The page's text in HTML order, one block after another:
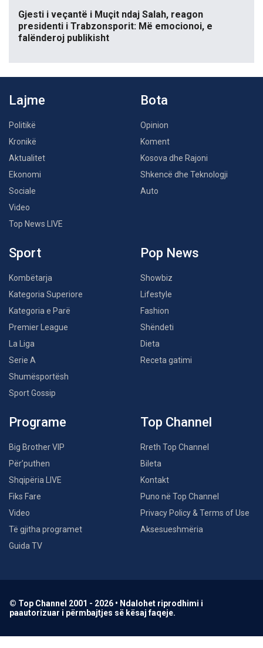
Gjesti i veçantë i Muçit ndaj Salah, reagon
presidenti i Trabzonsporit: Më emocionoi, e
falënderoj publikisht
Lajme
Politikë
Kronikë
Aktualitet
Ekonomi
Sociale
Video
Top News LIVE
Bota
Opinion
Koment
Kosova dhe Rajoni
Shkencë dhe Teknologji
Auto
Sport
Kombëtarja
Kategoria Superiore
Kategoria e Parë
Premier League
La Liga
Serie A
Shumësportësh
Sport Gossip
Pop News
Showbiz
Lifestyle
Fashion
Shëndeti
Dieta
Receta gatimi
Programe
Big Brother VIP
Për’puthen
Shqipëria LIVE
Fiks Fare
Video
Të gjitha programet
Guida TV
Top Channel
Rreth Top Channel
Bileta
Kontakt
Puno në Top Channel
Privacy Policy & Terms of Use
Aksesueshmëria
© Top Channel 2001 - 2026 • Ndalohet riprodhimi i
paautorizuar i përmbajtjes së kësaj faqeje.